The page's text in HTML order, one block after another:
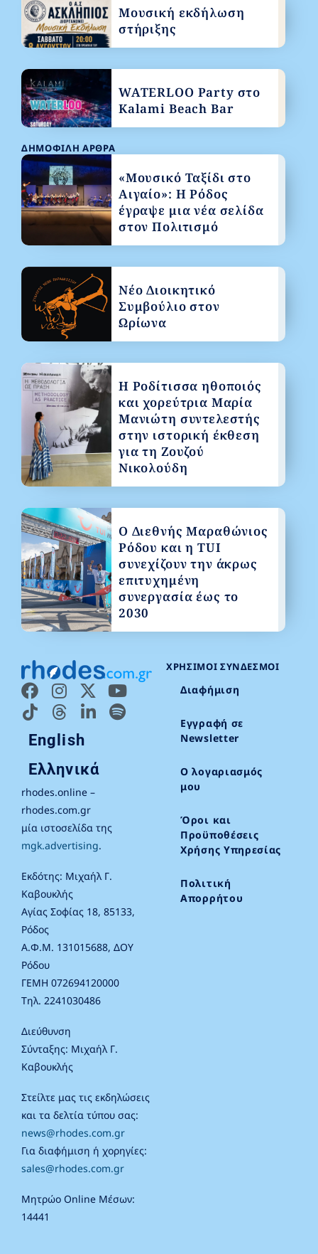
English
Ελληνικά
rhodes.online –
rhodes.com.gr
μία ιστοσελίδα της
mgk.advertising.
Εκδότης: Μιχαήλ Γ.
Καβουκλής
Αγίας Σοφίας 18, 85133,
Ρόδος
Α.Φ.Μ. 131015688, ΔΟΥ
Ρόδου
ΓΕΜΗ 072694120000
Τηλ. 2241030486
Διεύθυνση
Σύνταξης: Μιχαήλ Γ.
Καβουκλής
Στείλτε μας τις εκδηλώσεις
και τα δελτία τύπου σας:
news@rhodes.com.gr
Για διαφήμιση ή χορηγίες:
sales@rhodes.com.gr
Μητρώο Online Μέσων:
14441
ΧΡΉΣΙΜΟΙ ΣΎΝΔΕΣΜΟΙ
Διαφήμιση
Εγγραφή σε
Newsletter
Ο λογαριασμός
μου
Όροι και
Προϋποθέσεις
Χρήσης Υπηρεσίας
Πολιτική
Απορρήτου
ΔΗΜΟΦΙΛΉ ΆΡΘΡΑ
«Μουσικό Ταξίδι στο
Αιγαίο»: Η Ρόδος
έγραψε μια νέα σελίδα
στον Πολιτισμό
Νέο Διοικητικό
Συμβούλιο στον
Ωρίωνα
Η Ροδίτισσα ηθοποιός
και χορεύτρια Μαρία
Μανιώτη συντελεστής
στην ιστορική έκθεση
για τη Ζουζού
Νικολούδη
Ο Διεθνής Μαραθώνιος
Ρόδου και η TUI
συνεχίζουν την άκρως
επιτυχημένη
συνεργασία έως το
2030
Μουσική εκδήλωση
στήριξης
WATERLOO Party στο
Kalami Beach Bar